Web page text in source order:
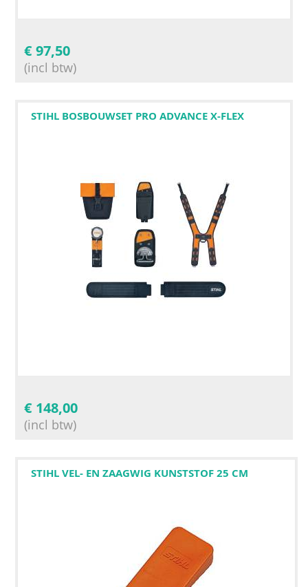
€ 97,50
(incl btw)
STIHL BOSBOUWSET PRO ADVANCE X-FLEX
€ 148,00
(incl btw)
STIHL VEL- EN ZAAGWIG KUNSTSTOF 25 CM